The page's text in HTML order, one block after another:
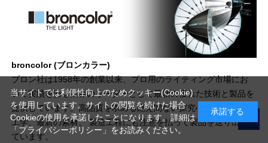
broncolor (ブロンカラー)
ブロン社は1958年の創業以来、プロ用のライティング市場にお
いて実績を誇る業界のリーダーとして最新の優れた技術と製品を
提供しています。高品質を求める絶え間ない探究心は、常に電気
工学、最新の素材、 製造工程にも注意を払って製品を送り出し
ています。
当サイトでは利便性向上のためクッキー(Cookie)
を使用しています。サイトの閲覧を続けた場合
Cookieの使用を承諾したことになります。詳細は
「プライバシーポリシー」 をお読みください。
承諾する